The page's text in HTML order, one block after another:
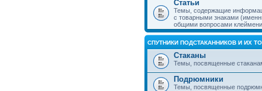
Статьи
Темы, содержащие
с товарными знаками
общими вопросами
СПУТНИКИ ПОДСТАКАННИКОВ И ИХ
Стаканы
Темы, посвященные
Подрюмники
Темы, посвященные